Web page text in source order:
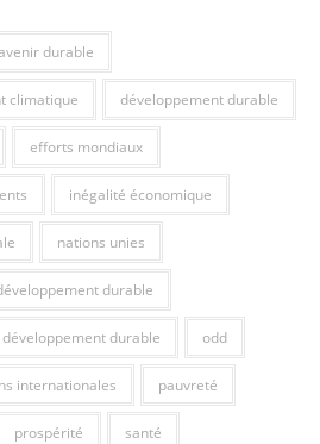
durable
climatique développement durable
efforts mondiaux
inégalité économique
nations unies
durable
durable odd
internationales pauvreté
prospérité santé